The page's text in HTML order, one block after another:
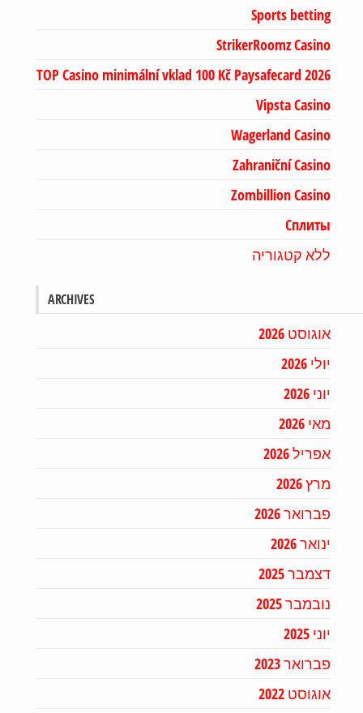
Sports betting
StrikerRoomz Casino
TOP Casino minimální vklad 100 Kč Paysafecard 2026
Vipsta Casino
Wagerland Casino
Zahraniční Casino
Zombillion Casino
Сплиты
ללא קטגוריה
ARCHIVES
אוגוסט 2026
יולי 2026
יוני 2026
מאי 2026
אפריל 2026
מרץ 2026
פברואר 2026
ינואר 2026
דצמבר 2025
נובמבר 2025
יוני 2025
פברואר 2023
אוגוסט 2022